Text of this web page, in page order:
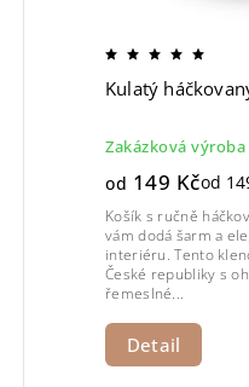
Kulatý
Zakázková výroba
od 149 Kčod
Detail
Košík s ručně
vám dodá šarm a
interiéru. Tento
České republiky s
řemeslné...